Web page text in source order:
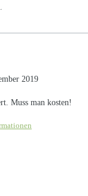
2019
Muss man kosten!